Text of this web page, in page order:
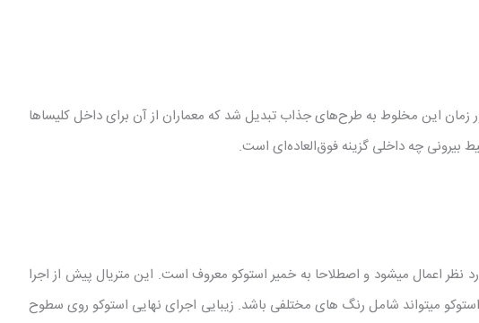
زمان این مخلوط به طرح‌های جذاب تبدیل شد که معماران از آن برای داخل کلیساها
چه داخلی گزینه فوق‌العاده‌ای است.
اعمال میشود و اصطلاحا به خمیر استوکو معروف است. این متریال پیش از اجرا
میتواند شامل رنگ های مختلفی باشد. زیبایی اجرای نهایی استوکو روی سطوح